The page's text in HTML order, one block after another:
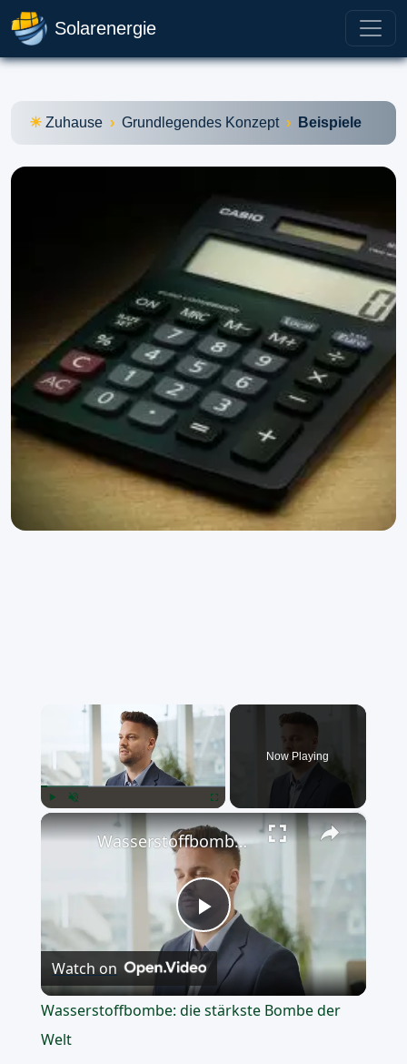
Solarenergie
Zuhause Grundlegendes Konzept Beispiele
×
Now Playing
×
Play
Video
Wasserstoffbombe: die stärkste Bombe der Welt
Watch on
Wasserstoffbombe: die stärkste Bombe der
Welt